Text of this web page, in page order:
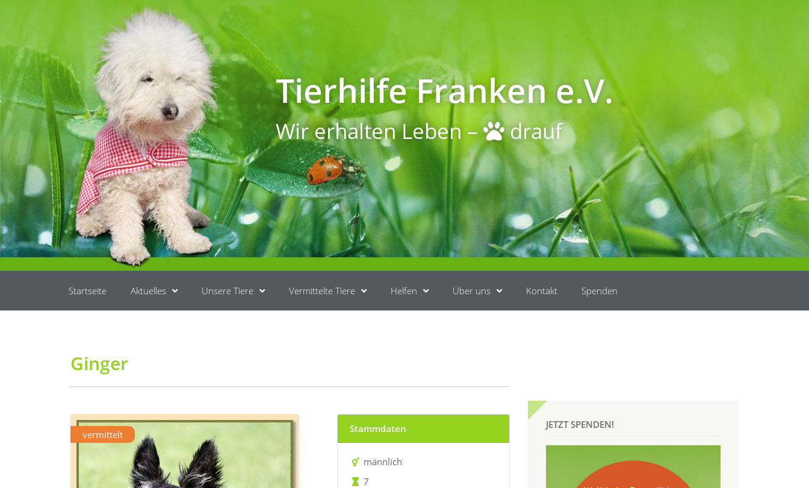
Tierhilfe Franken e.V.
Wir erhalten Leben – drauf
Startseite Aktuelles Unsere Tiere Vermittelte Tiere Helfen Über uns Kontakt Spenden
Ginger
vermittelt Stammdaten
männlich
7
JETZT SPENDEN!